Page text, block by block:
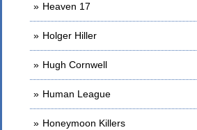
Heaven 17
Holger Hiller
Hugh Cornwell
Human League
Honeymoon Killers